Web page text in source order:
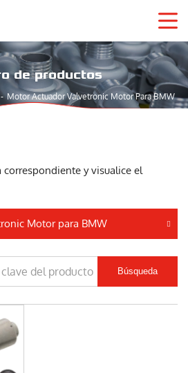
de productos
Motor Actuador Valvetronic Motor Para BMW
y visualice el
Motor para BMW
Búsqueda